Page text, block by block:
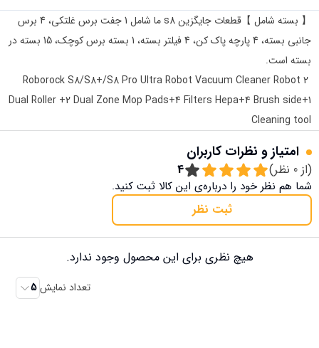
【 بسته شامل 】قطعات جایگزین s8 ما شامل 1 جفت برس غلتکی، 4 برس
جانبی بسته، 4 پارچه پاک کن، 4 فیلتر بسته، 1 بسته برس کوچک، 15 بسته در
بسته است.
Roborock S8/S8+/S8 Pro Ultra Robot Vacuum Cleaner Robot 2
Dual Roller +2 Dual Zone Mop Pads+4 Filters Hepa+4 Brush side+1
Cleaning tool
امتیاز و نظرات کاربران
(از 0 نظر) 4
شما هم نظر خود را درباره‌ی این کالا ثبت کنید.
ثبت نظر
هیچ نظری برای این محصول وجود ندارد.
تعداد نمایش 5